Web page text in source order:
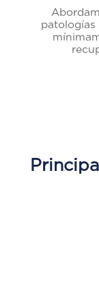
patologías